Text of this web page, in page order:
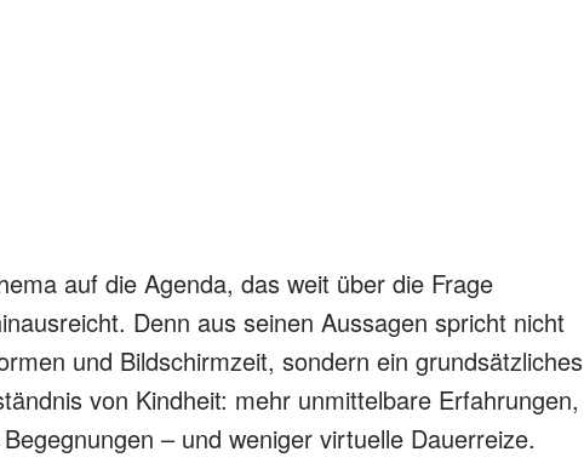
auf die Agenda, das weit über die Frage
Denn aus seinen Aussagen spricht nicht
und Bildschirmzeit, sondern ein grundsätzliches
von Kindheit: mehr unmittelbare Erfahrungen,
– und weniger virtuelle Dauerreize.